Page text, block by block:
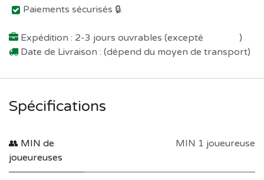
Paiements sécurisés 🔒.
Expédition : 2-3 jours ouvrables (excepté
)
Date de Livraison : (dépend du moyen de transport)
Spécifications
👥 MIN de
joueureuses
MIN 1 joueureuse